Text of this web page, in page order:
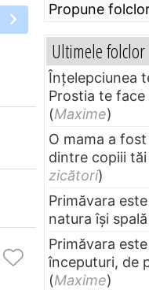
Propune
Ultimele folclor
Înțelepciunea
Prostia te
(Maxime)
O mama a
dintre copiii tăi
zicători)
Primăvara
natura își
Primăvara
începuturi, de
(Maxime)